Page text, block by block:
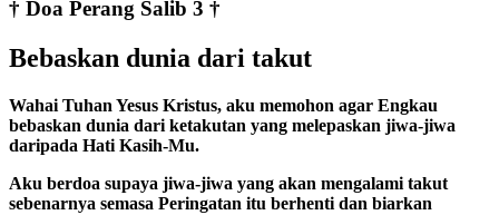
† Doa Perang Salib 3 †
Bebaskan dunia dari takut
Wahai Tuhan Yesus Kristus, aku memohon agar Engkau
bebaskan dunia dari ketakutan yang melepaskan jiwa-jiwa
daripada Hati Kasih-Mu.
Aku berdoa supaya jiwa-jiwa yang akan mengalami takut
sebenarnya semasa Peringatan itu berhenti dan biarkan